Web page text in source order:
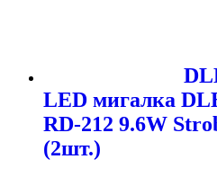
LED мигалка
RD-212 9.6W
(2шт.)